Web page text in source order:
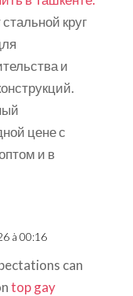
круг
и
цене с
и в
à 00:16
can
top gay